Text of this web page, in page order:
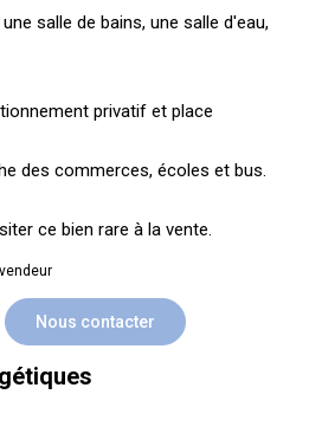
salle de bains, une salle d'eau,
privatif et place
des commerces, écoles et bus.
ce bien rare à la vente.
Nous contacter